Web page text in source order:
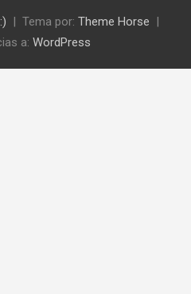
Tema por: Theme Horse
a: WordPress